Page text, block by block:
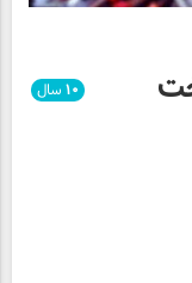
۱۰ سال